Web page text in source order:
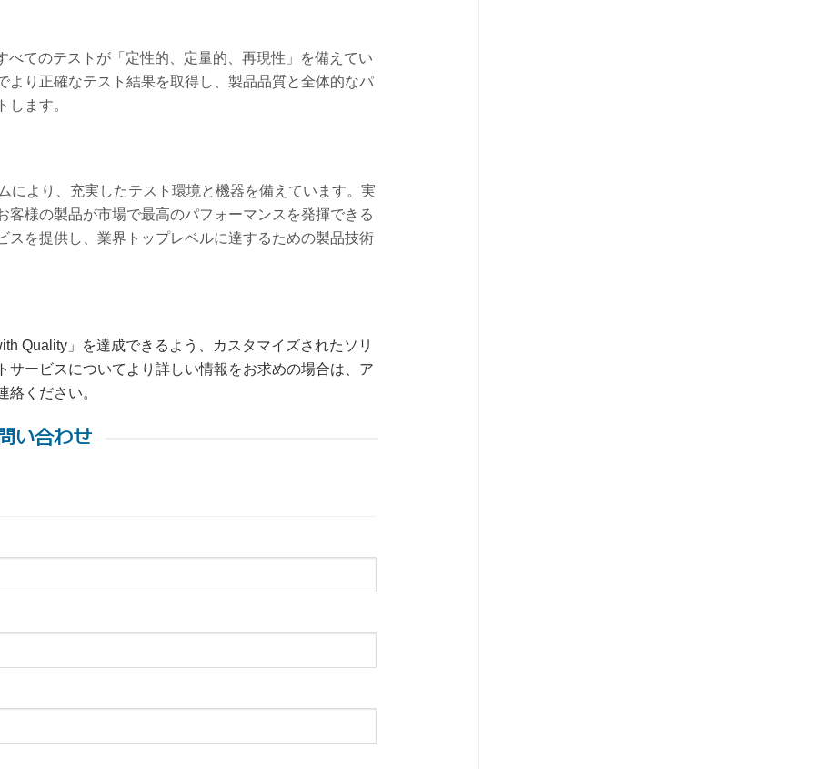
てのテストが「定性的、定量的、再現性」を備えてい
り正確なテスト結果を取得し、製品品質と全体的なパ
します。
により、充実したテスト環境と機器を備えています。実
様の製品が市場で最高のパフォーマンスを発揮できる
を提供し、業界トップレベルに達するための製品技術
Quality」を達成できるよう、カスタマイズされたソリ
ービスについてより詳しい情報をお求めの場合は、ア
ください。
い合わせ